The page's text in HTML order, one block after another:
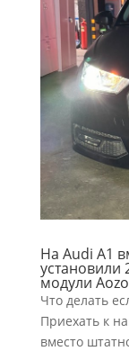
На Audi A1
установили
модули
Что делать
Приехать к
вместо